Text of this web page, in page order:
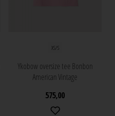
XS/S
Ykobow oversize tee Bonbon
American Vintage
575,00